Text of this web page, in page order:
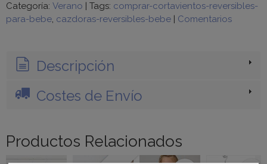
Categoría: Verano | Tags: comprar-cortavientos-reversibles-
para-bebe cazdoras-reversibles-bebe | Comentarios
Descripción
Costes de Envío
Productos Relacionados